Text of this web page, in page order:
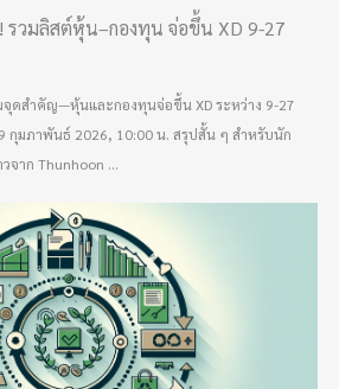
วมลิสต์หุ้น–กองทุน จ่อขึ้น XD 9-27
จุดสำคัญ—หุ้นและกองทุนจ่อขึ้น XD ระหว่าง 9-27
กุมภาพันธ์ 2026, 10:00 น. สรุปสั้น ๆ สำหรับนัก
จาก Thunhoon ...